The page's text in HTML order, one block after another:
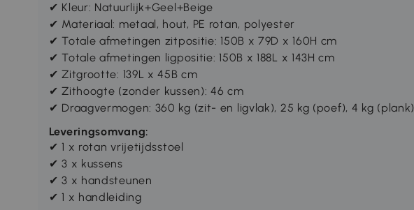
✔ Kleur: Natuurlijk+Geel+Beige
✔ Materiaal: metaal, hout, PE rotan, polyester
✔ Totale afmetingen zitpositie: 150B x 79D x 160H cm
✔ Totale afmetingen ligpositie: 150B x 188L x 143H cm
✔ Zitgrootte: 139L x 45B cm
✔ Zithoogte (zonder kussen): 46 cm
✔ Draagvermogen: 360 kg (zit- en ligvlak), 25 kg (poef), 4 kg (plank)
Leveringsomvang:
✔ 1 x rotan vrijetijdsstoel
✔ 3 x kussens
✔ 3 x handsteunen
✔ 1 x handleiding